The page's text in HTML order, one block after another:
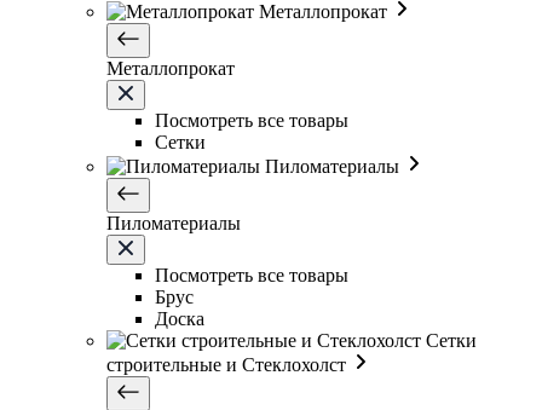
Металлопрокат
Металлопрокат
Посмотреть все товары
Сетки
Пиломатериалы
Пиломатериалы
Посмотреть все товары
Брус
Доска
Сетки
строительные и Стеклохолст